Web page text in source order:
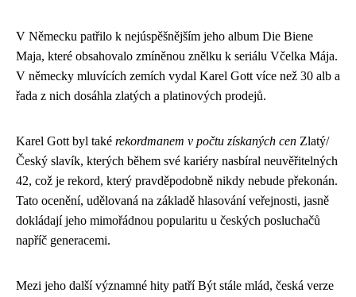
V Německu patřilo k nejúspěšnějším jeho album Die Biene
Maja, které obsahovalo zmíněnou znělku k seriálu Včelka Mája.
V německy mluvících zemích vydal Karel Gott více než 30 alb a
řada z nich dosáhla zlatých a platinových prodejů.
Karel Gott byl také rekordmanem v počtu získaných cen Zlatý/
Český slavík, kterých během své kariéry nasbíral neuvěřitelných
42, což je rekord, který pravděpodobně nikdy nebude překonán.
Tato ocenění, udělovaná na základě hlasování veřejnosti, jasně
dokládají jeho mimořádnou popularitu u českých posluchačů
napříč generacemi.
Mezi jeho další významné hity patří Být stále mlád, česká verze